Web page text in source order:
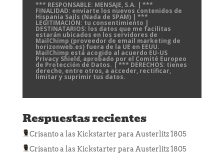
*** RESPONSABLE: MENSAJE, S.A. | ***
FINALIDAD: enviarte los nuevos contenidos de
Hispania Sails (Nada de SPAM) | ***
LEGITIMACIÓN: tu consentimiento |
DESTINATARIOS: los datos que me facilitas
estarán ubicados en los servidores de
MailChimp (proveedor de email marketing de
horizonweb.es) fuera de la UE en EEUU.
MailChimp está acogido al acuerdo EU-US
Privacy Shield, aprobado por el Comité Europeo
de Protección de Datos. | *** DERECHOS: tienes
derecho, entre otros, a acceder, rectificar,
limitar y suprimir tus datos.
Respuestas recientes
Crisantoa las Kickstarter para Austerlitz 1805
Crisantoa las Kickstarter para Austerlitz 1805